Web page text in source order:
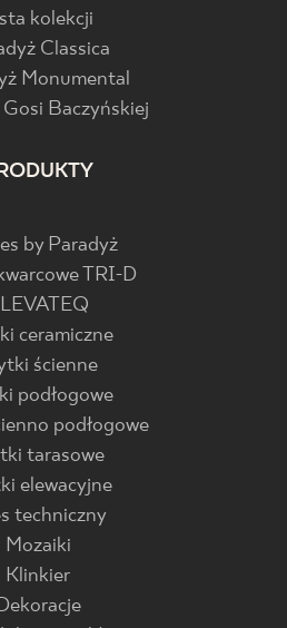
kolekcji
Classica
Monumental
Baczyńskiej
by Paradyż
TRI-D
ceramiczne
ścienne
podłogowe
podłogowe
tarasowe
elewacyjne
techniczny
Mozaiki
Klinkier